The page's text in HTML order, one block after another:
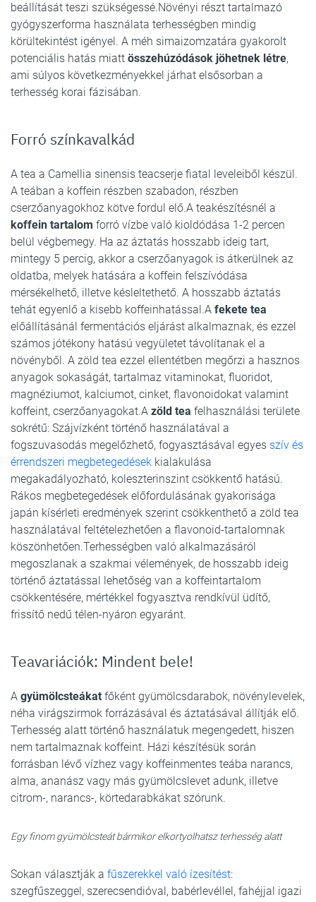
beállítását teszi szükségessé.Növényi részt tartalmazó
gyógyszerforma használata terhességben mindig
körültekintést igényel. A méh simaizomzatára gyakorolt
potenciális hatás miatt összehúzódások jöhetnek létre,
ami súlyos következményekkel járhat elsősorban a
terhesség korai fázisában.
Forró színkavalkád
A tea a Camellia sinensis teacserje fiatal leveleiből készül.
A teában a koffein részben szabadon, részben
cserzőanyagokhoz kötve fordul elő.A teakészítésnél a
koffein tartalom forró vízbe való kioldódása 1-2 percen
belül végbemegy. Ha az áztatás hosszabb ideig tart,
mintegy 5 percig, akkor a cserzőanyagok is átkerülnek az
oldatba, melyek hatására a koffein felszívódása
mérsékelhető, illetve késleltethető. A hosszabb áztatás
tehát egyenlő a kisebb koffeinhatással.A fekete tea
előállításánál fermentációs eljárást alkalmaznak, és ezzel
számos jótékony hatású vegyületet távolítanak el a
növényből. A zöld tea ezzel ellentétben megőrzi a hasznos
anyagok sokaságát, tartalmaz vitaminokat, fluoridot,
magnéziumot, kalciumot, cinket, flavonoidokat valamint
koffeint, cserzőanyagokat.A zöld tea felhasználási területe
sokrétű: Szájvízként történő használatával a
fogszuvasodás megelőzhető, fogyasztásával egyes szív és
érrendszeri megbetegedések kialakulása
megakadályozható, koleszterinszint csökkentő hatású.
Rákos megbetegedések előfordulásának gyakorisága
japán kísérleti eredmények szerint csökkenthető a zöld tea
használatával feltételezhetően a flavonoid-tartalomnak
köszönhetően.Terhességben való alkalmazásáról
megoszlanak a szakmai vélemények, de hosszabb ideig
történő áztatással lehetőség van a koffeintartalom
csökkentésére, mértékkel fogyasztva rendkívül üdítő,
frissítő nedű télen-nyáron egyaránt.
Teavariációk: Mindent bele!
A gyümölcsteákat főként gyümölcsdarabok, növénylevelek,
néha virágszirmok forrázásával és áztatásával állítják elő.
Terhesség alatt történő használatuk megengedett, hiszen
nem tartalmaznak koffeint. Házi készítésük során
forrásban lévő vízhez vagy koffeinmentes teába narancs,
alma, ananász vagy más gyümölcslevet adunk, illetve
citrom-, narancs-, körtedarabkákat szórunk.
Egy finom gyümölcsteát bármikor elkortyolhatsz terhesség alatt
Sokan választják a fűszerekkel való ízesítést:
szegfűszeggel, szerecsendióval, babérlevéllel, fahéjjal igazi